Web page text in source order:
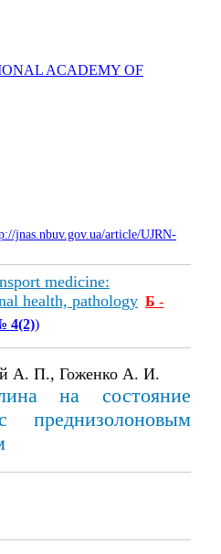
ACADEMY OF
jnas.nbuv.gov.ua/article/UJRN-
medicine:
health, pathology Б -
4(2))
А. П., Гоженко А. И.
на состояние